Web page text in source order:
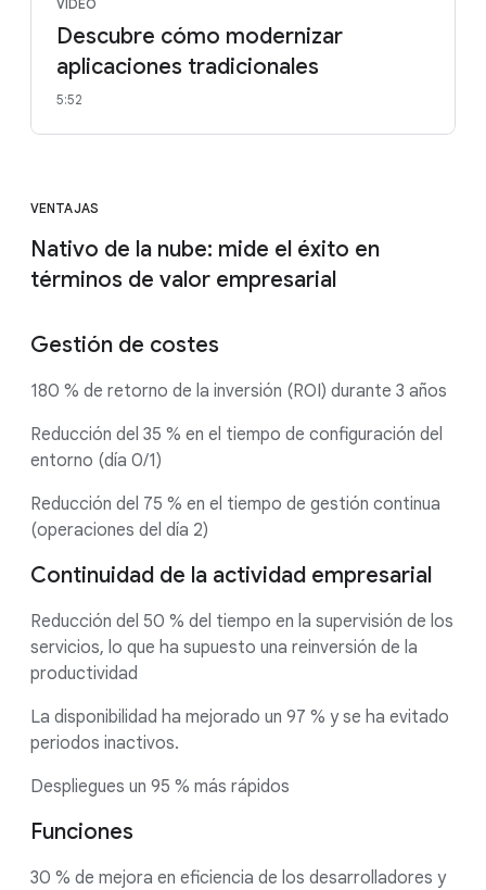
VÍDEO
Descubre cómo modernizar
aplicaciones tradicionales
5:52
VENTAJAS
Nativo de la nube: mide el éxito en
términos de valor empresarial
Gestión de costes
180 % de retorno de la inversión (ROI) durante 3 años
Reducción del 35 % en el tiempo de configuración del
entorno (día 0/1)
Reducción del 75 % en el tiempo de gestión continua
(operaciones del día 2)
Continuidad de la actividad empresarial
Reducción del 50 % del tiempo en la supervisión de los
servicios, lo que ha supuesto una reinversión de la
productividad
La disponibilidad ha mejorado un 97 % y se ha evitado
periodos inactivos.
Despliegues un 95 % más rápidos
Funciones
30 % de mejora en eficiencia de los desarrolladores y